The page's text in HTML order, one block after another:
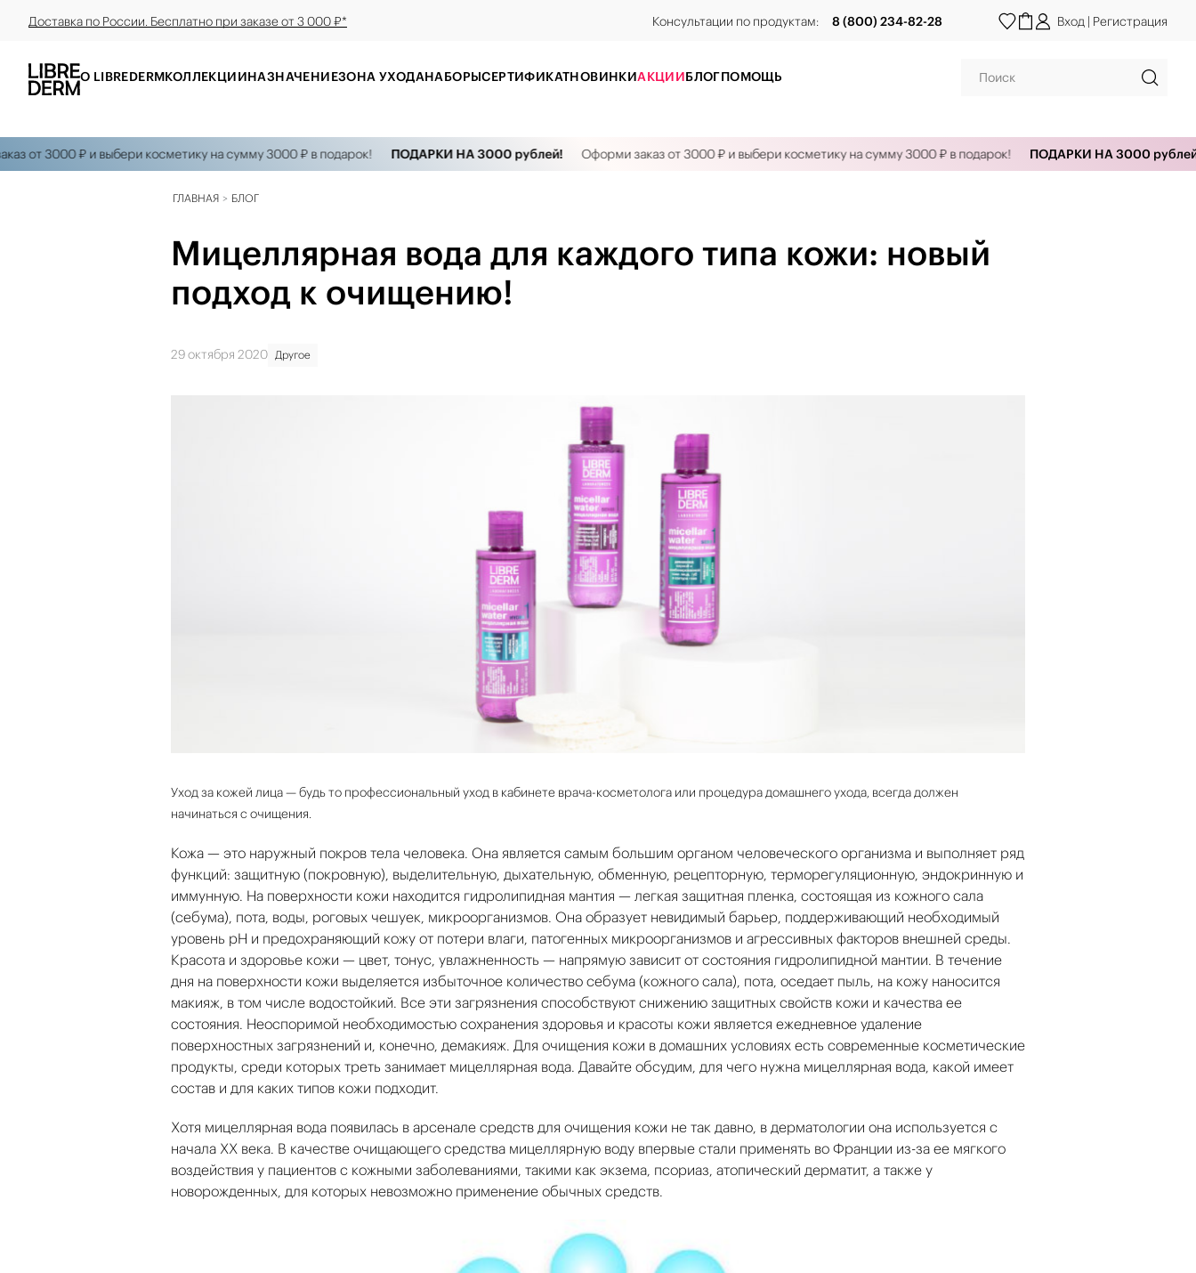
Доставка по России. Бесплатно при заказе от 3 000 ₽* Консультации по продуктам: 8 (800) 234-82-28
О LIBREDERMКОЛЛЕКЦИИНАЗНАЧЕНИЕЗОНА УХОДАНАБОРЫCЕРТИФИКАТНОВИНКИАКЦИИБЛОГПОМОЩЬ
Вход | Регистрация
₽ и выбери косметику на сумму 3000 ₽ в подарок! ПОДАРКИ НА 3000 рублей! Оформи заказ от 3000 ₽ и выбери косметику на сумму 3000 ₽ в подарок! ПОДАРКИ НА 3000 рублей!
ГЛАВНАЯ БЛОГ
Мицеллярная вода для каждого типа кожи: новый
подход к очищению!
29 октября 2020 Другое
Уход за кожей лица — будь то профессиональный уход в кабинете врача-косметолога или процедура домашнего ухода, всегда должен
начинаться с очищения.
Кожа — это наружный покров тела человека. Она является самым большим органом человеческого организма и выполняет ряд
функций: защитную (покровную), выделительную, дыхательную, обменную, рецепторную, терморегуляционную, эндокринную и
иммунную. На поверхности кожи находится гидролипидная мантия — легкая защитная пленка, состоящая из кожного сала
(себума), пота, воды, роговых чешуек, микроорганизмов. Она образует невидимый барьер, поддерживающий необходимый
уровень рН и предохраняющий кожу от потери влаги, патогенных микроорганизмов и агрессивных факторов внешней среды.
Красота и здоровье кожи — цвет, тонус, увлажненность — напрямую зависит от состояния гидролипидной мантии. В течение
дня на поверхности кожи выделяется избыточное количество себума (кожного сала), пота, оседает пыль, на кожу наносится
макияж, в том числе водостойкий. Все эти загрязнения способствуют снижению защитных свойств кожи и качества ее
состояния. Неоспоримой необходимостью сохранения здоровья и красоты кожи является ежедневное удаление
поверхностных загрязнений и, конечно, демакияж. Для очищения кожи в домашних условиях есть современные косметические
продукты, среди которых треть занимает мицеллярная вода. Давайте обсудим, для чего нужна мицеллярная вода, какой имеет
состав и для каких типов кожи подходит.
Хотя мицеллярная вода появилась в арсенале средств для очищения кожи не так давно, в дерматологии она используется с
начала ХХ века. В качестве очищающего средства мицеллярную воду впервые стали применять во Франции из-за ее мягкого
воздействия у пациентов с кожными заболеваниями, такими как экзема, псориаз, атопический дерматит, а также у
новорожденных, для которых невозможно применение обычных средств.